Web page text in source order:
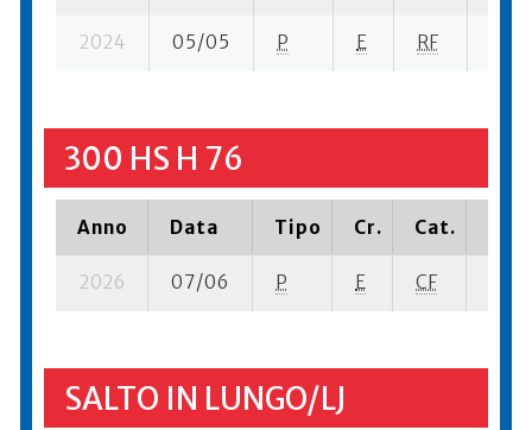
2024 05/05 P E RF
300 HS H 76
Anno Data Tipo Cr. Cat.
2026 07/06 P E CF
SALTO IN LUNGO/LJ